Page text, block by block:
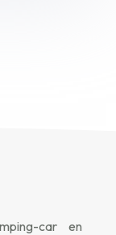
car en